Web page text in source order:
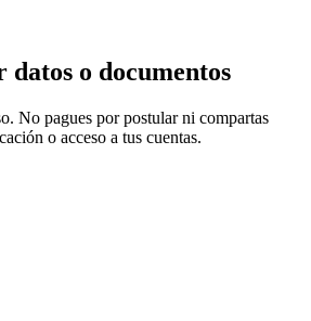
datos o documentos
No pagues por postular ni compartas
o acceso a tus cuentas.